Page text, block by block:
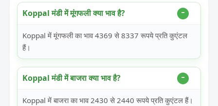
Koppal मंडी में मूंगफली क्या भाव है?
Koppal में मूंगफली का भाव 4369 से 8337 रूपये प्रति कुएंटल
हैं।
Koppal मंडी में बाजरा क्या भाव है?
Koppal में बाजरा का भाव 2430 से 2440 रूपये प्रति कुएंटल हैं।